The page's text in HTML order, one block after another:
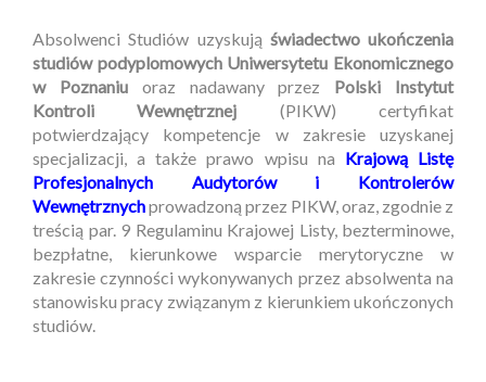
Absolwenci Studiów uzyskują świadectwo ukończenia
studiów podyplomowych Uniwersytetu Ekonomicznego
w Poznaniuoraz nadawany przez Polski Instytut
Kontroli Wewnętrznej (PIKW) certyfikat
potwierdzający kompetencje w zakresie uzyskanej
specjalizacji, a także prawo wpisu na Krajową Listę
Profesjonalnych Audytorów i Kontrolerów
Wewnętrznychprowadzoną przez PIKW, oraz, zgodnie z
treścią par. 9 Regulaminu Krajowej Listy, bezterminowe,
bezpłatne, kierunkowe wsparcie merytoryczne w
zakresie czynności wykonywanych przez absolwenta na
stanowisku pracy związanym z kierunkiem ukończonych
studiów.